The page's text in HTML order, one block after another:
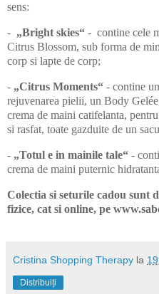
sens:
- „Bright skies“ - contine cele
Citrus Blossom, sub forma de
corp si lapte de corp;
- „Citrus Moments“ - contine
rejuvenarea pielii, un Body
crema de maini catifelanta,
si rasfat, toate gazduite de un
- „Totul e in mainile tale“ -
crema de maini puternic
Colectia si seturile cadou sunt
fizice, cat si online, pe
Cristina Shopping Therapy la
Distribuiți